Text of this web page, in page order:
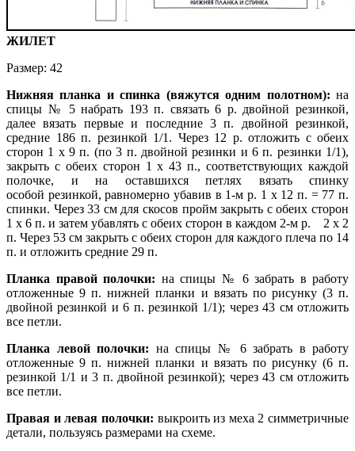
ЖИЛЕТ
Размер: 42
Нижняя планка и спинка (вяжутся одним полотном): на
спицы № 5 набрать 193п. связать 6 р. двойной резинкой,
далее вязать первые и последние 3 п. двойной резинкой,
средние 186 п. резинкой 1/1. Через 12 р. отложить с обеих
сторон 1 х 9 п. (по 3 п. двойной резинки и 6 п. резинки 1/1),
закрыть с обеих сторон 1 х 43 п., соответствующих каждой
полочке, и на оставшихся петлях вязать спинку
особой резинкой, равномерно убавив в 1-м р. 1 х 12 п. = 77 п.
спинки. Через 33 см для скосов пройм закрыть с обеих сторон
1 х 6 п. и затем убавлять с обеих сторон в каждом 2-м р. 2 х 2
п. Через 53 см закрыть с обеих сторон для каждого плеча по 14
п. и отложить средние 29 п.
Планка правой полочки: на спицы № 6 забрать в работу
отложенные 9 п. нижнейпланки и вязать по рисунку (3 п.
двойной резинкой и 6 п. резинкой 1/1); через 43 см отложить
все петли.
Планка левой полочки: на спицы № 6 забрать в работу
отложенные 9 п. нижнейпланки и вязать по рисунку (6 п.
резинкой 1/1 и 3 п. двойной резинкой); через 43 см отложить
все петли.
Правая и левая полочки: выкроить из меха 2 симметричные
детали, пользуясь размерами на схеме.